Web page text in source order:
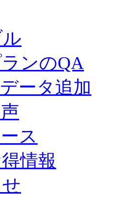
ル
ンのQA
ータ追加
ス
情報